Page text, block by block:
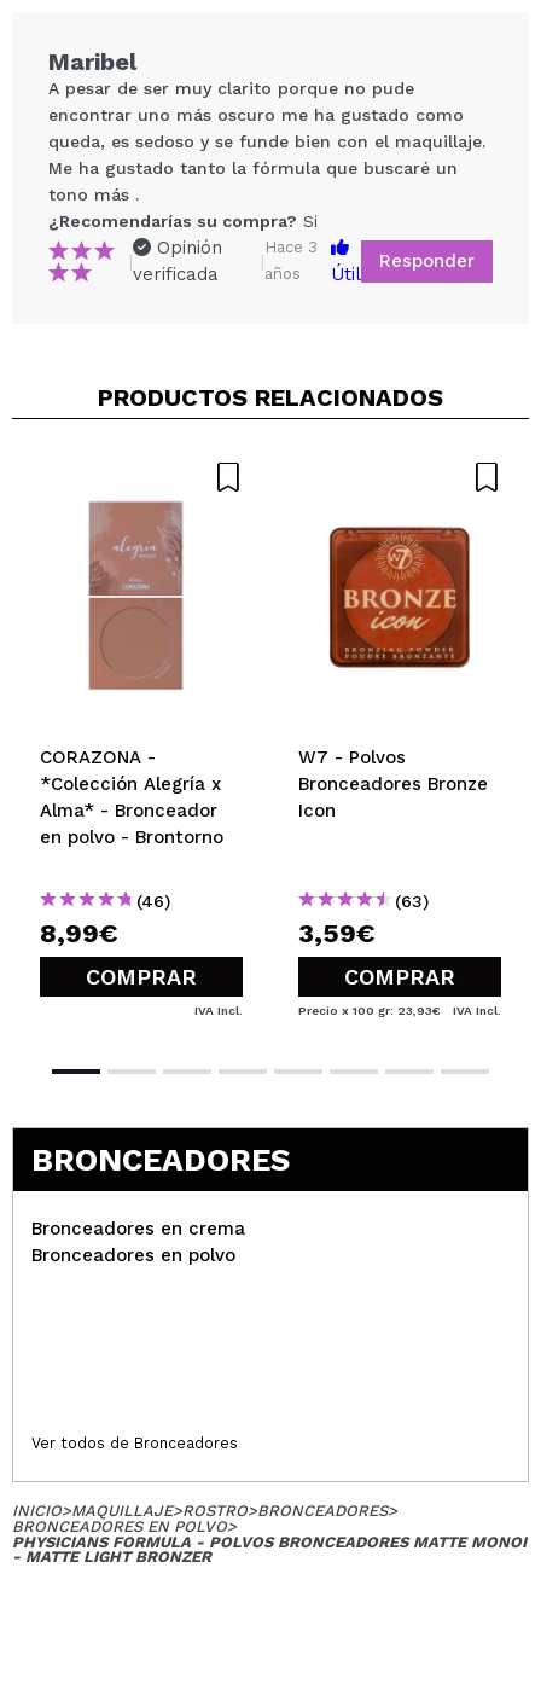
Compartir un vídeo o una foto
¿Recomendarías su compra? Si No
5/5
ENVIAR
Maribel
A pesar de ser muy clarito porque no pude
encontrar uno más oscuro me ha gustado como
queda, es sedoso y se funde bien con el maquillaje.
Me ha gustado tanto la fórmula que buscaré un
tono más .
¿Recomendarías su compra? Si
|
Opinión
verificada
|
Hace 3
años
Útil
Responder
PRODUCTOS RELACIONADOS
CORAZONA -
*Colección Alegría x
Alma* - Bronceador
en polvo - Brontorno
(46)
8,99€
COMPRAR
IVA Incl.
W7 - Polvos
Bronceadores Bronze
Icon
(63)
3,59€
COMPRAR
Precio x 100 gr: 23,93€ IVA Incl.
BRONCEADORES
Bronceadores en crema
Bronceadores en polvo
Ver todos de Bronceadores
INICIO>MAQUILLAJE>ROSTRO>BRONCEADORES>
BRONCEADORES EN POLVO>
PHYSICIANS FORMULA - POLVOS BRONCEADORES MATTE MONOI
- MATTE LIGHT BRONZER